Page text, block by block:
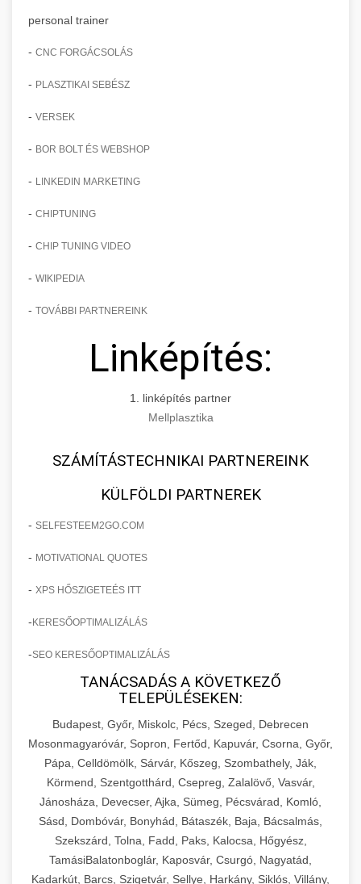
personal trainer
- CNC FORGÁCSOLÁS
- PLASZTIKAI SEBÉSZ
- VERSEK
- BOR BOLT ÉS WEBSHOP
- LINKEDIN MARKETING
- CHIPTUNING
- CHIP TUNING VIDEO
- WIKIPEDIA
- TOVÁBBI PARTNEREINK
Linképítés:
1. linképítés partner
Mellplasztika
SZÁMÍTÁSTECHNIKAI PARTNEREINK
KÜLFÖLDI PARTNEREK
- SELFESTEEM2GO.COM
- MOTIVATIONAL QUOTES
- XPS HŐSZIGETEÉS ITT
- KERESŐOPTIMALIZÁLÁS
-SEO KERESŐOPTIMALIZÁLÁS
TANÁCSADÁS A KÖVETKEZŐ
TELEPÜLÉSEKEN:
Budapest, Győr, Miskolc, Pécs, Szeged, Debrecen
Mosonmagyaróvár, Sopron, Fertőd, Kapuvár, Csorna, Győr,
Pápa, Celldömölk, Sárvár, Kőszeg, Szombathely, Ják,
Körmend, Szentgotthárd, Csepreg, Zalalövő, Vasvár,
Jánosháza, Devecser, Ajka, Sümeg, Pécsvárad, Komló,
Sásd, Dombóvár, Bonyhád, Bátaszék, Baja, Bácsalmás,
Szekszárd, Tolna, Fadd, Paks, Kalocsa, Hőgyész,
TamásiBalatonboglár, Kaposvár, Csurgó, Nagyatád,
Kadarkút, Barcs, Szigetvár, Sellye, Harkány, Siklós, Villány,